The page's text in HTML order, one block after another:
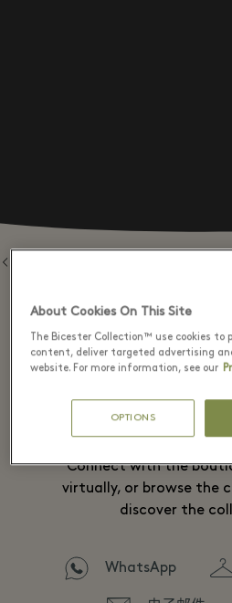
⬩ THE BOUTIQUE IS CLOSED AND NO
Fidenza Village
Connect with the
virtually, or browse the
discover the
WhatsApp
About Cookies On This Site
The Bicester Collection™ use cookies to
content, deliver targeted advertising
website. For more information, see our
OPTIONS